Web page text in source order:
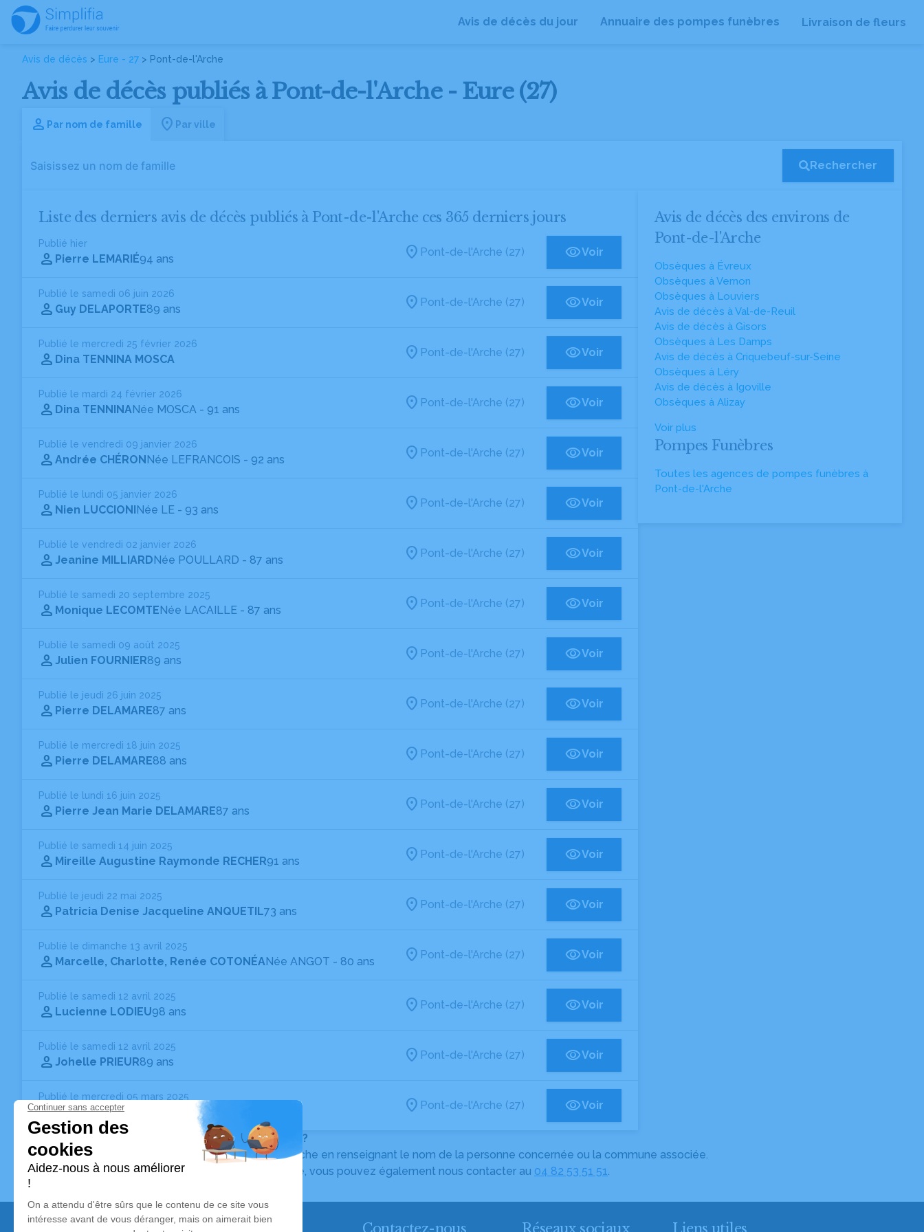
Avis de décès du jour Annuaire des pompes funèbres Livraison de fleurs
Avis de décès > Eure - 27 > Pont-de-l'Arche
Avis de décès publiés à Pont-de-l'Arche - Eure (27)
Par nom de famille Par ville
Rechercher
Liste des derniers avis de décès publiés à Pont-de-l'Arche ces 365 derniers jours
Publié hier
Pierre LEMARIÉ94 ans
Pont-de-l'Arche (27) Voir
Publié le samedi 06 juin 2026
Guy DELAPORTE89 ans
Pont-de-l'Arche (27) Voir
Publié le mercredi 25 février 2026
Dina TENNINA MOSCA
Pont-de-l'Arche (27) Voir
Publié le mardi 24 février 2026
Dina TENNINANée MOSCA - 91 ans
Pont-de-l'Arche (27) Voir
Publié le vendredi 09 janvier 2026
Andrée CHÉRONNée LEFRANCOIS - 92 ans
Pont-de-l'Arche (27) Voir
Publié le lundi 05 janvier 2026
Nien LUCCIONINée LE - 93 ans
Pont-de-l'Arche (27) Voir
Publié le vendredi 02 janvier 2026
Jeanine MILLIARDNée POULLARD - 87 ans
Pont-de-l'Arche (27) Voir
Publié le samedi 20 septembre 2025
Monique LECOMTENée LACAILLE - 87 ans
Pont-de-l'Arche (27) Voir
Publié le samedi 09 août 2025
Julien FOURNIER89 ans
Pont-de-l'Arche (27) Voir
Publié le jeudi 26 juin 2025
Pierre DELAMARE87 ans
Pont-de-l'Arche (27) Voir
Publié le mercredi 18 juin 2025
Pierre DELAMARE88 ans
Pont-de-l'Arche (27) Voir
Publié le lundi 16 juin 2025
Pierre Jean Marie DELAMARE87 ans
Pont-de-l'Arche (27) Voir
Publié le samedi 14 juin 2025
Mireille Augustine Raymonde RECHER91 ans
Pont-de-l'Arche (27) Voir
Publié le jeudi 22 mai 2025
Patricia Denise Jacqueline ANQUETIL73 ans
Pont-de-l'Arche (27) Voir
Publié le dimanche 13 avril 2025
Marcelle, Charlotte, Renée COTONÉANée ANGOT - 80 ans
Pont-de-l'Arche (27) Voir
Publié le samedi 12 avril 2025
Lucienne LODIEU98 ans
Pont-de-l'Arche (27) Voir
Publié le samedi 12 avril 2025
Johelle PRIEUR89 ans
Pont-de-l'Arche (27) Voir
Publié le mercredi 05 mars 2025
Maryan SZMYD
Pont-de-l'Arche (27) Voir
Avis de décès des environs de
Pont-de-l'Arche
Obsèques à Évreux
Obsèques à Vernon
Obsèques à Louviers
Avis de décès à Val-de-Reuil
Avis de décès à Gisors
Obsèques à Les Damps
Avis de décès à Criquebeuf-sur-Seine
Obsèques à Léry
Avis de décès à Igoville
Obsèques à Alizay
Voir plus
Pompes Funèbres
Toutes les agences de pompes funèbres à
Pont-de-l'Arche
Vous ne trouvez pas l’avis de décès recherché ?
Pour affiner votre recherche, utilisez la barre de recherche en renseignant le nom de la personne concernée ou la commune associée.
Pour toute question relative au fonctionnement du site, vous pouvez également nous contacter au 04 82 53 51 51.
Contactez-nous Réseaux sociaux Liens utiles